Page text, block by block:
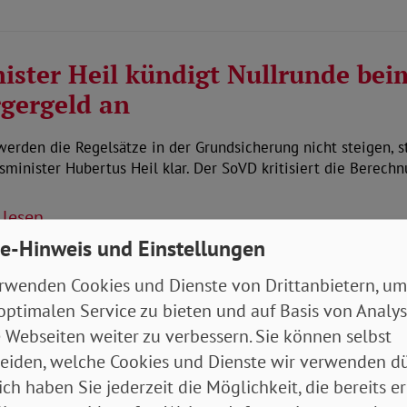
Heil kündigt Nullrunde
an
die Regelsätze in der Grundsicherung nicht steigen,
Hubertus Heil klar. Der SoVD kritisiert die
mit Behinderungen
und Barrieren
Hinweis und Einstellungen
Cookies und Dienste von Drittanbietern,
Service zu bieten und auf Basis von
Webseiten weiter zu verbessern. Sie können selbst
welche Cookies und Dienste wir verwenden
haben Sie jederzeit die Möglichkeit, die bereits